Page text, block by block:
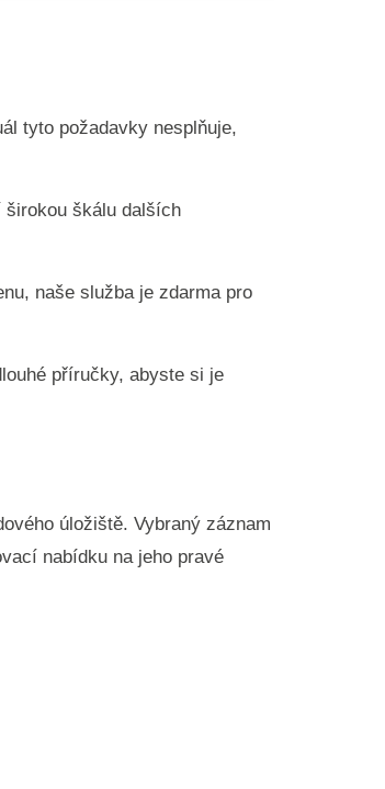
tyto požadavky nesplňuje,
širokou škálu dalších
naše služba je zdarma pro
příručky, abyste si je
úložiště. Vybraný záznam
nabídku na jeho pravé